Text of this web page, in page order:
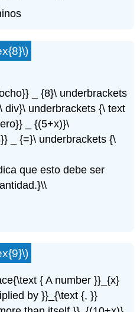
_ {8}\ underbrackets
div}\ underbrackets {\ text
_ {(5+x)}\
_ {=}\ underbrackets {\
que esto debe ser
{ A number }}_{x}
by }}_{\text {, }}